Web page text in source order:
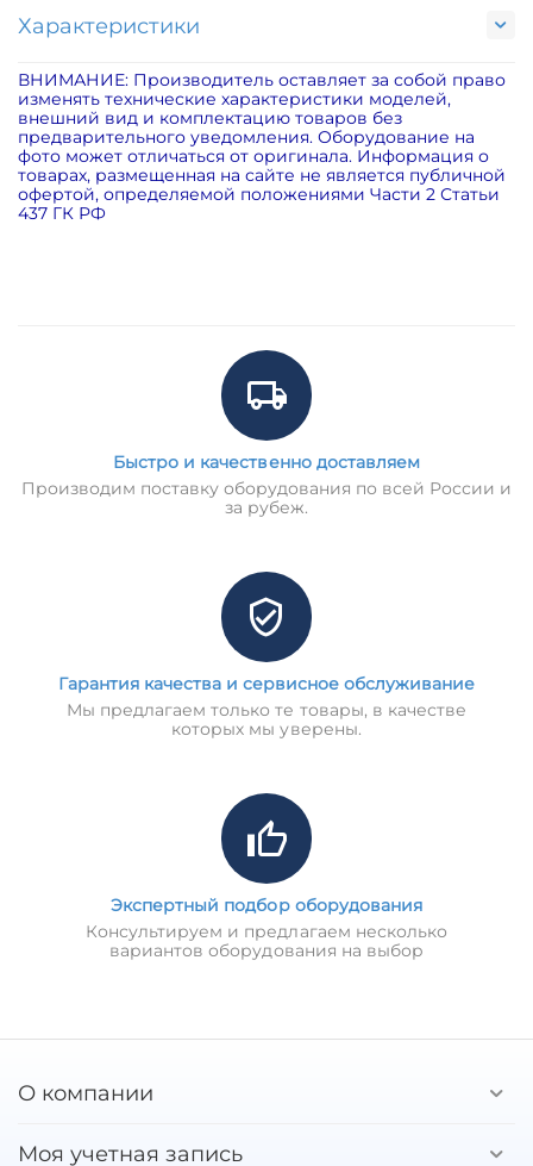
Характеристики
ВНИМАНИЕ: Производитель оставляет за собой право
изменять технические характеристики моделей,
внешний вид и комплектацию товаров без
предварительного уведомления. Оборудование на
фото может отличаться от оригинала. Информация о
товарах, размещенная на сайте не является публичной
офертой, определяемой положениями Части 2 Статьи
437 ГК РФ
Быстро и качественно доставляем
Производим поставку оборудования по всей России и
за рубеж.
Гарантия качества и сервисное обслуживание
Мы предлагаем только те товары, в качестве
которых мы уверены.
Экспертный подбор оборудования
Консультируем и предлагаем несколько
вариантов оборудования на выбор
О компании
Моя учетная запись